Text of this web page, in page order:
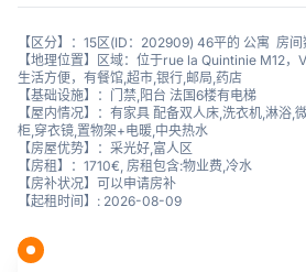
【区分】：15区(ID：202909) 46平的 公寓 房
【地理位置】区域：位于rue la Quintinie M12
生活方便，有餐馆,超市,银行,邮局,药店
【基础设施】：门禁,阳台 法国6楼有电梯
【屋内情况】：有家具 配备双人床,洗衣机,淋浴,
柜,穿衣镜,置物架+电暖,中央热水
【房屋优势】：采光好,富人区
【房租】：1710€, 房租包含:物业费,冷水
【房补状况】可以申请房补
【起租时间】: 2026-08-09